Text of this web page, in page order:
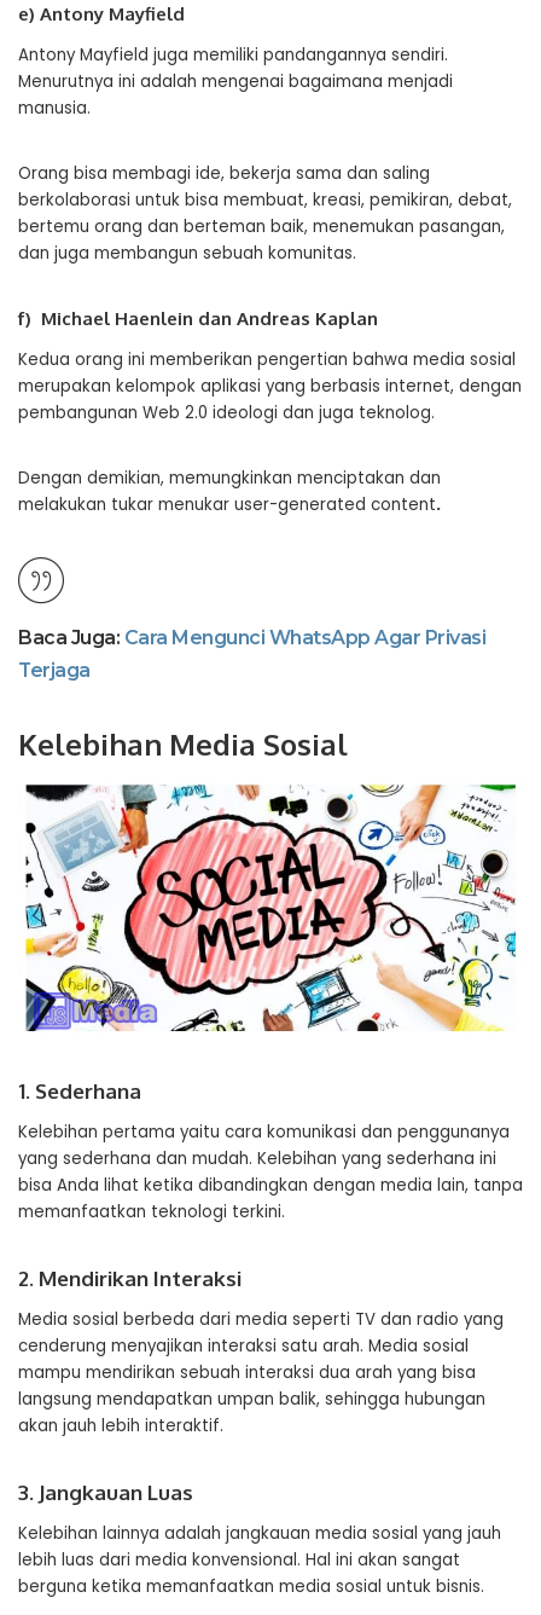
e) Antony Mayfield
Antony Mayfield juga memiliki pandangannya sendiri.
Menurutnya ini adalah mengenai bagaimana menjadi
manusia.
Orang bisa membagi ide, bekerja sama dan saling
berkolaborasi untuk bisa membuat, kreasi, pemikiran, debat,
bertemu orang dan berteman baik, menemukan pasangan,
dan juga membangun sebuah komunitas.
f) Michael Haenlein dan Andreas Kaplan
Kedua orang ini memberikan pengertian bahwa media sosial
merupakan kelompok aplikasi yang berbasis internet, dengan
pembangunan Web 2.0 ideologi dan juga teknolog.
Dengan demikian, memungkinkan menciptakan dan
melakukan tukar menukar user-generated content.
Baca Juga: Cara Mengunci WhatsApp Agar Privasi
Terjaga
Kelebihan Media Sosial
1. Sederhana
Kelebihan pertama yaitu cara komunikasi dan penggunanya
yang sederhana dan mudah. Kelebihan yang sederhana ini
bisa Anda lihat ketika dibandingkan dengan media lain, tanpa
memanfaatkan teknologi terkini.
2. Mendirikan Interaksi
Media sosial berbeda dari media seperti TV dan radio yang
cenderung menyajikan interaksi satu arah. Media sosial
mampu mendirikan sebuah interaksi dua arah yang bisa
langsung mendapatkan umpan balik, sehingga hubungan
akan jauh lebih interaktif.
3. Jangkauan Luas
Kelebihan lainnya adalah jangkauan media sosial yang jauh
lebih luas dari media konvensional. Hal ini akan sangat
berguna ketika memanfaatkan media sosial untuk bisnis.